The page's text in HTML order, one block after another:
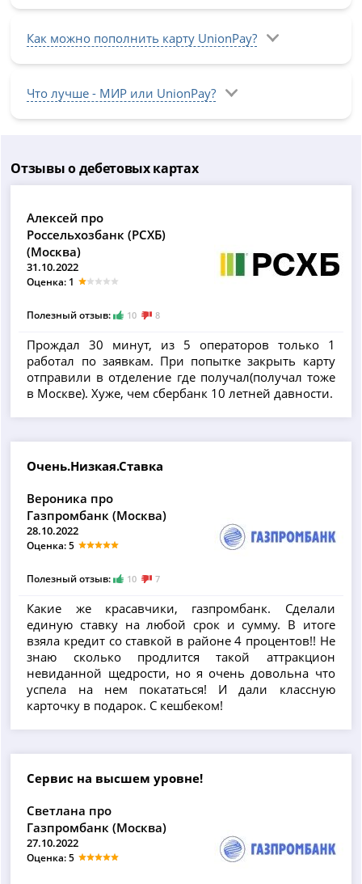
Как можно пополнить карту UnionPay?
Что лучше - МИР или UnionPay?
Отзывы о дебетовых картах
Алексей про
Россельхозбанк (РСХБ)
(Москва)
31.10.2022
Оценка: 1
Полезный отзыв: 10 8
Прождал 30 минут, из 5 операторов только 1
работал по заявкам. При попытке закрыть карту
отправили в отделение где получал(получал тоже
в Москве). Хуже, чем сбербанк 10 летней давности.
Очень.Низкая.Ставка
Вероника про
Газпромбанк (Москва)
28.10.2022
Оценка: 5
Полезный отзыв: 10 7
Какие же красавчики, газпромбанк. Сделали
единую ставку на любой срок и сумму. В итоге
взяла кредит со ставкой в районе 4 процентов!! Не
знаю сколько продлится такой аттракцион
невиданной щедрости, но я очень довольна что
успела на нем покататься! И дали классную
карточку в подарок. С кешбеком!
Сервис на высшем уровне!
Светлана про
Газпромбанк (Москва)
27.10.2022
Оценка: 5